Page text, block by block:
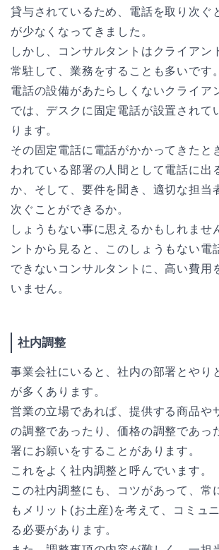
貸与されているため、電話を取り次ぐ
が少なくなってきました。
しかし、コンサルタントはクライアン
常駐して、業務をすることも多いです。
電話の設備があたらしくないクライア
では、デスクに固定電話が設置されて
ります。
その固定電話に電話がかかってきたと
われている部署の人間として電話に出
か、そして、要件を聞き、適切な担当
次ぐことができるか。
しょうもない事に思えるかもしれませ
ントから見ると、このしょうもない電
できないコンサルタントに、高い費用
いません。
社内調整
事業会社にいると、社内の部署とやり
が多くあります。
営業の立場であれば、提供する商品や
の調整であったり、価格の調整であっ
署にお願いをすることがあります。
これをよく社内調整と呼んでいます。
この社内調整にも、コツがあって、常
もメリット(お土産)を考えて、コミュ
る必要があります。